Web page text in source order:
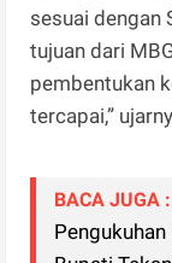
sesuai dengan
tujuan dari
pembentukan
tercapai,”
BACA JUGA :